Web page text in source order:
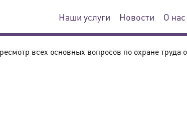
Наши услуги Новости О нас
всех основных вопросов по охране труда